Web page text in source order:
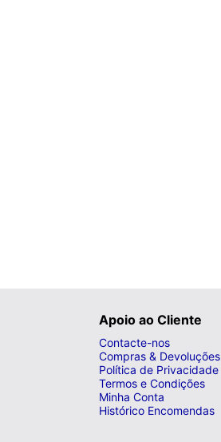
Apoio ao Cliente
Contacte-nos
Compras & Devoluções
Política de Privacidade
Termos e Condições
Minha Conta
Histórico Encomendas